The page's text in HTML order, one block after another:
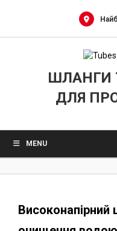
ШЛАНГИ
ДЛЯ
MENU
Високонапірний